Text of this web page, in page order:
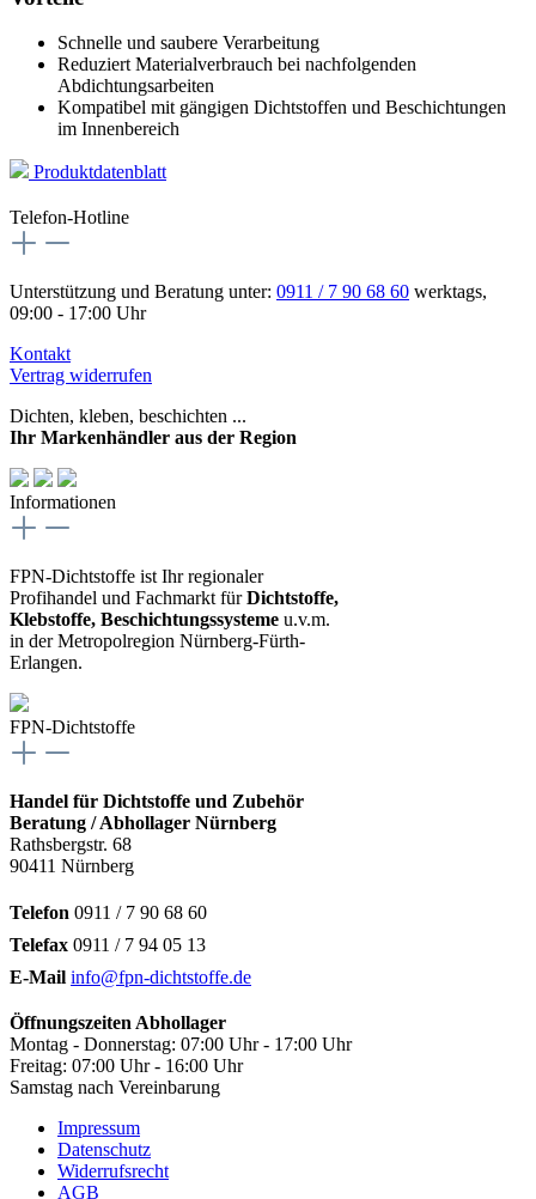
Schnelle und saubere Verarbeitung
Reduziert Materialverbrauch bei nachfolgenden
Abdichtungsarbeiten
Kompatibel mit gängigen Dichtstoffen und Beschichtungen
im Innenbereich
Produktdatenblatt
Telefon-Hotline
Unterstützung und Beratung unter: 0911 / 7 90 68 60 werktags,
09:00 - 17:00 Uhr
Kontakt
Vertrag widerrufen
Dichten, kleben, beschichten ...
Ihr Markenhändler aus der Region
Informationen
FPN-Dichtstoffe ist Ihr regionaler
Profihandel und Fachmarkt fürDichtstoffe,
Klebstoffe, Beschichtungssysteme u.v.m.
in der Metropolregion Nürnberg-Fürth-
Erlangen.
FPN-Dichtstoffe
Handel für Dichtstoffe und Zubehör
Beratung / Abhollager Nürnberg
Rathsbergstr. 68
90411 Nürnberg
Telefon 0911 / 7 90 68 60
Telefax 0911 / 7 94 05 13
E-Mail info@fpn-dichtstoffe.de
Öffnungszeiten Abhollager
Montag - Donnerstag: 07:00 Uhr - 17:00 Uhr
Freitag: 07:00 Uhr - 16:00 Uhr
Samstag nach Vereinbarung
Impressum
Datenschutz
Widerrufsrecht
AGB